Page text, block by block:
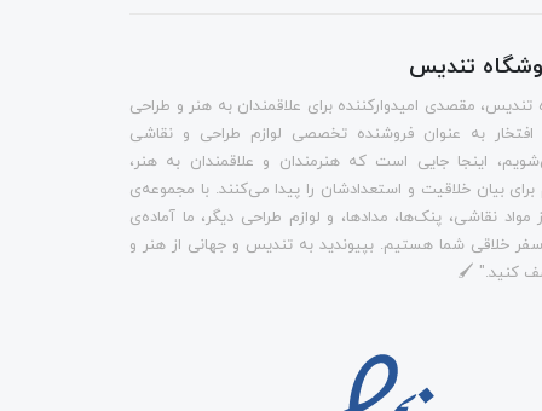
تندیس
تندیس، مقصدی امیدوارکننده برای علاقمندان به هنر و طراحی
به عنوان فروشنده تخصصی لوازم طراحی و نقاشی
اینجا جایی است که هنرمندان و علاقمندان به هنر،
برای بیان خلاقیت و استعدادشان را پیدا می‌کنند. با مجموعه‌ی
مواد نقاشی، پنک‌ها، مدادها، و لوازم طراحی دیگر، ما آماده‌ی
خلاقی شما هستیم. بپیوندید به تندیس و جهانی از هنر و
کنید." 🖌️